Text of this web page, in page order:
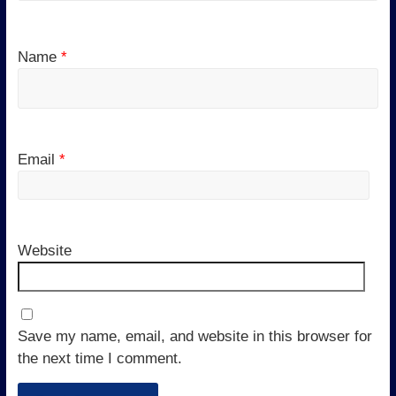
Name *
Email *
Website
Save my name, email, and website in this browser for
the next time I comment.